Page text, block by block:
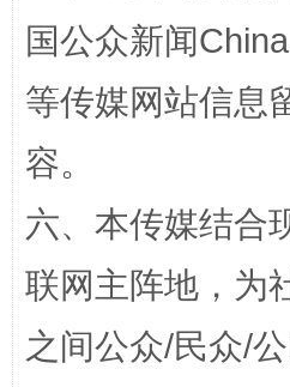
招工难、用工荒背后
国公众新闻
等传媒网站信息
容。
六、本传媒结合
联网主阵地，为
之间公众/民众/